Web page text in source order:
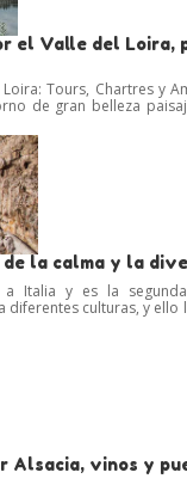
el Valle del Loira,
Tours, Chartres y
de gran belleza
la calma y la
a Italia y es la
diferentes culturas, y ello
Alsacia, vinos y